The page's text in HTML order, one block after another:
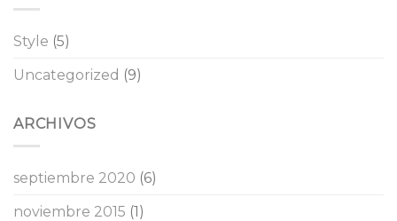
Style (5)
Uncategorized (9)
ARCHIVOS
septiembre 2020 (6)
noviembre 2015 (1)